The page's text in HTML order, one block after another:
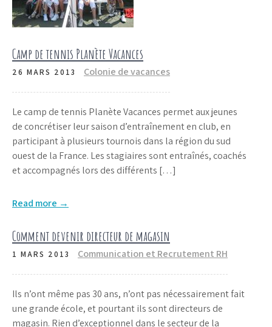
Camp de tennis Planète Vacances
26 MARS 2013 Colonie de vacances
Le camp de tennis Planète Vacances permet aux jeunes
de concrétiser leur saison d’entraînement en club, en
participant à plusieurs tournois dans la région du sud
ouest de la France. Les stagiaires sont entraînés, coachés
et accompagnés lors des différents […]
Read more →
Comment devenir directeur de magasin
1 MARS 2013 Communication et Recrutement RH
Ils n’ont même pas 30 ans, n’ont pas nécessairement fait
une grande école, et pourtant ils sont directeurs de
magasin. Rien d’exceptionnel dans le secteur de la